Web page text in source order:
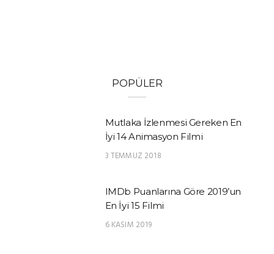
POPÜLER
Mutlaka İzlenmesi Gereken En
İyi 14 Animasyon Filmi
3 TEMMUZ 2018
IMDb Puanlarına Göre 2019’un
En İyi 15 Filmi
6 KASIM 2019